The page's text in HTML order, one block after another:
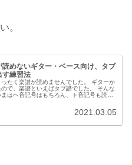
。
読めないギター・ベース向け、タブ
す練習法
たく楽譜が読めませんでした。 ギターか
で、楽譜といえばタブ譜でした。 そんな
はヘ音記号はもちろん、ト音記号も読ん
2021.03.05